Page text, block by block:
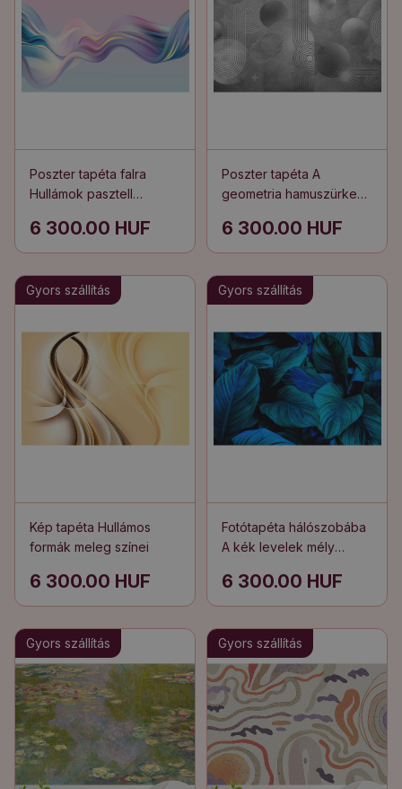
Poszter tapéta falra
Hullámok pasztell
6 300.00 HUF
Poszter tapéta A
geometria hamuszürke
6 300.00 HUF
Gyors szállítás
Kép tapéta Hullámos
formák meleg színei
6 300.00 HUF
Gyors szállítás
Fotótapéta hálószobába
A kék levelek mély
6 300.00 HUF
Gyors szállítás Gyors szállítás